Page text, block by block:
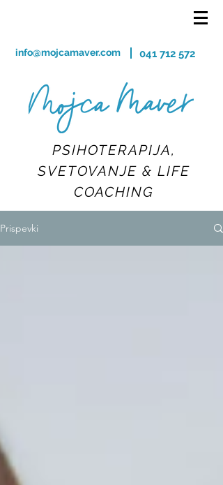
info@mojcamaver.com 041 712 572
PSIHOTERAPIJA,
SVETOVANJE & LIFE
COACHING
Prispevki